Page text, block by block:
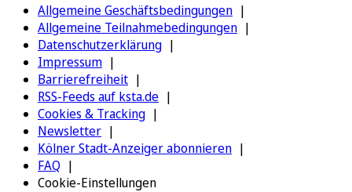
Allgemeine Geschäftsbedingungen
Allgemeine Teilnahmebedingungen
Datenschutzerklärung
Impressum
Barrierefreiheit
RSS-Feeds auf ksta.de
Cookies & Tracking
Newsletter
Kölner Stadt-Anzeiger abonnieren
FAQ
Cookie-Einstellungen